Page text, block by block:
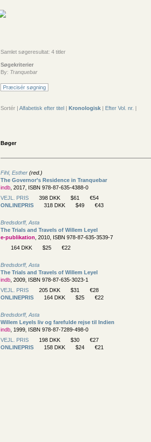
Samlet søgeresultat: 4 titler
Søgekriterier
By: Tranquebar
Præcisér søgning
Sortér | Alfabetisk efter titel | Kronologisk | Efter Vol. nr. |
Bøger
Fihl, Esther (red.)
The Governor’s Residence in Tranquebar
indb , 2017, ISBN 978-87-635-4388-0
VEJL. PRIS
398 DKK $61
€54
ONLINEPRIS
318 DKK $49 €43
Bredsdorff, Asta
The Trials and Travels of Willem Leyel
e-publikation , 2010, ISBN 978-87-635-3539-7
164 DKK
$25 €22
Bredsdorff, Asta
The Trials and Travels of Willem Leyel
indb , 2009, ISBN 978-87-635-3023-1
VEJL. PRIS
205 DKK $31
€28
ONLINEPRIS
164 DKK $25 €22
Bredsdorff, Asta
Willem Leyels liv og farefulde rejse til Indien
indb , 1999, ISBN 978-87-7289-498-0
VEJL. PRIS
198 DKK $30
€27
ONLINEPRIS
158 DKK $24 €21